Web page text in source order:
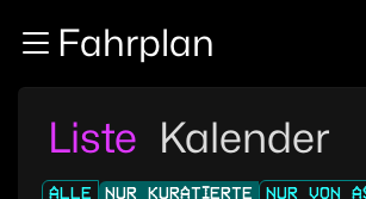
Zum InhaltFahrplan
Liste Kalender
ALLE NUR KURATIERTE
NUR VON